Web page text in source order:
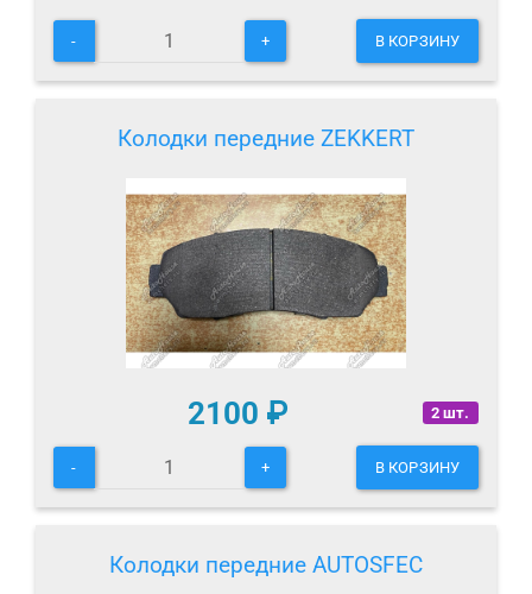
- + В КОРЗИНУ
Колодки передние ZEKKERT
2 шт.
2100 ₽
- + В КОРЗИНУ
Колодки передние AUTOSFEC